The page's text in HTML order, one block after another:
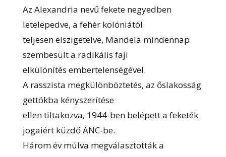
Az Alexandria nevű fekete negyedben
letelepedve, a fehér kolóniától
teljesen elszigetelve, Mandela mindennap
szembesült a radikális faji
elkülönítés embertelenségével.
A rasszista megkülönböztetés, az őslakosság
gettókba kényszerítése
ellen tiltakozva, 1944-ben belépett a feketék
jogaiért küzdő ANC-be.
Három év múlva megválasztották a